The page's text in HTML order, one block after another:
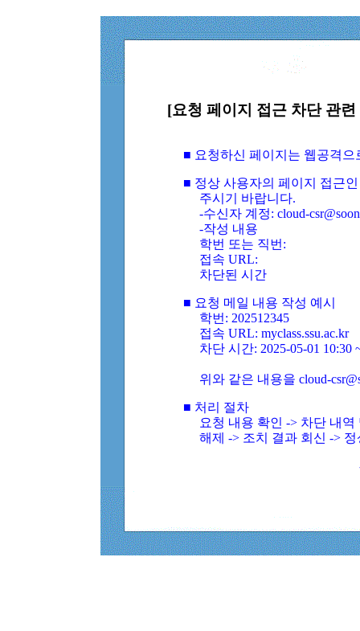
[요청 페이지 접근 차단 관
■ 요청하신 페이지는 웹공격
■ 정상 사용자의 페이지 접근
주시기 바랍니다.
-수신자 계정: cloud-
-작성 내용
학번 또는 직번:
접속 URL:
차단된 시간
■ 요청 메일 내용 작성 예시
학번: 202512345
접속 URL: myclass.ssu.ac.kr
차단 시간: 2025-05-01 10:30
위와 같은 내용을 cloud-
■ 처리 절차
요청 내용 확인 -> 차단 내
해제 -> 조치 결과 회신 ->